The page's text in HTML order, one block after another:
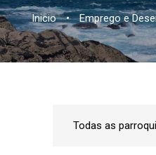
Inicio • Emprego e